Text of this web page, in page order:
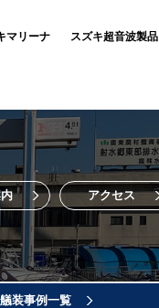
マリーナ スズキ超音波製品
アクセス
装事例一覧